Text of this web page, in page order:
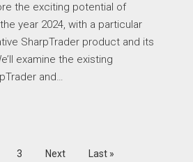
the exciting potential of
year 2024, with a particular
SharpTrader product and its
examine the existing
and…
3 Next Last »